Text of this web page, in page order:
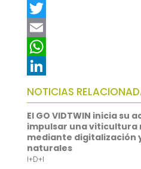
F
a
c
e
b
o
o
k
T
w
t
t
e
r
E
m
a
i
l
W
h
a
t
s
A
L
i
n
k
e
NOTICIAS
El GO VIDTWIN inicia su
impulsar una viticultura
mediante digitalización
naturales
I+D+I